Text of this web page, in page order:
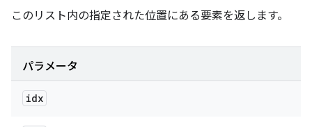
このリスト内の指定された位置にある要素を返します。
パラメータ
idx